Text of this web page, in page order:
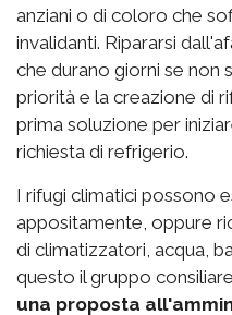
anziani o di coloro che
invalidanti. Ripararsi
che durano giorni se non
priorità e la creazione di
prima soluzione per
richiesta di refrigerio.
I rifugi climatici possono
appositamente, oppure
di climatizzatori, acqua,
questo il gruppo
una proposta